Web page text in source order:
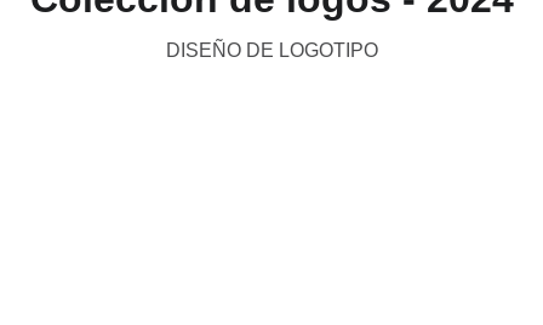
DISEÑO DE LOGOTIPO